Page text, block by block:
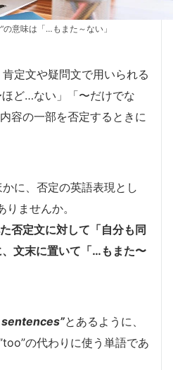
の意味は「…もまた～ない」
定文や疑問文で用いられる
ど…ない」「〜だけでな
容の一部を否定するときに
に、否定の英語表現とし
ませんか。
否定文に対して「自分も同
文末に置いて「…もまた〜
とあるように、
の代わりに使う単語であ